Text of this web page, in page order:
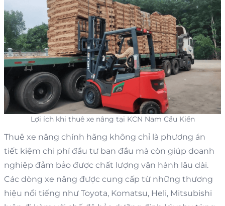
Lợi ích khi thuê xe nâng tại KCN Nam Cầu Kiền
Thuê xe nâng chính hãng không chỉ là phương án
tiết kiệm chi phí đầu tư ban đầu mà còn giúp doanh
nghiệp đảm bảo được chất lượng vận hành lâu dài.
Các dòng xe nâng được cung cấp từ những thương
hiệu nổi tiếng như Toyota, Komatsu, Heli, Mitsubishi